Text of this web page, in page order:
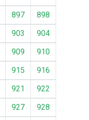
897
898
903
904
909
910
915
916
921
922
927
928